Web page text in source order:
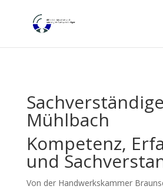
Mühlbach
Kompetenz,
und
Von der Handwerkskammer